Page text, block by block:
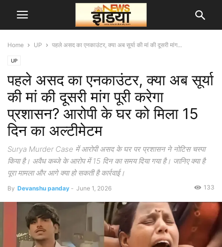
Home UP पहले असद का एनकाउंटर, क्या अब सूर्या की मां की दूसरी मांग...
UP
पहले असद का एनकाउंटर, क्या अब सूर्या
की मां की दूसरी मांग पूरी करेगा
प्रशासन? आरोपी के घर को मिला 15
दिन का अल्टीमेटम
Surya Murder Case में आरोपी असद के घर पर प्रशासन ने नोटिस चस्पा
किया है। अवैध कब्जे के आरोप में 15 दिन का समय दिया गया है। जानिए क्या है
पूरा मामला और आगे क्या हो सकती है कार्रवाई।
By Devanshu panday - June 1, 2026 133